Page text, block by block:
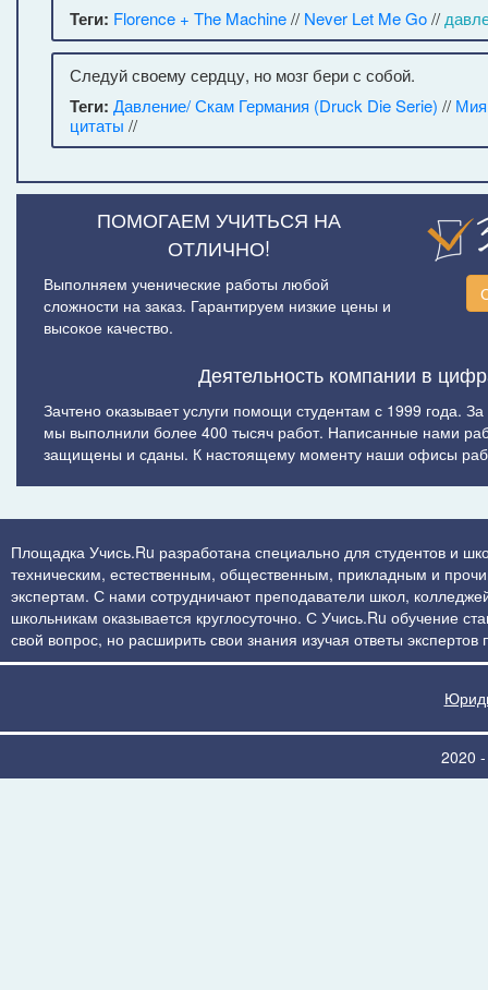
Теги: Florence + The Machine// Never Let Me Go//
Следуй своему сердцу, но мозг бери с собой.
Теги: Давление/ Скам Германия (Druck Die Serie) // Мия
цитаты //
ПОМОГАЕМ УЧИТЬСЯ НА
ОТЛИЧНО!
Выполняем ученические работы любой
сложности на заказ. Гарантируем низкие цены и
высокое качество.
Деятельность компании в
Зачтено оказывает услуги помощи студентам с 1999 года.
мы выполнили более 400 тысяч работ. Написанные нами
защищены и сданы. К настоящему моменту наши офисы
Площадка Учись.Ru разработана специально для студентов и
техническим, естественным, общественным, прикладным и
экспертам. С нами сотрудничают преподаватели школ,
школьникам оказывается круглосуточно. С Учись.Ru обучение
свой вопрос, но расширить свои знания изучая ответы
2020